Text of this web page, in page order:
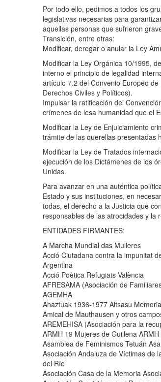
Por todo ello, pedimos a todos los
legislativas necesarias para
aquellas personas que sufrieron
Transición, entre otras:
Modificar, derogar o anular la Ley
Modificar la Ley Orgánica 10/1995,
interno el principio de legalidad
artículo 7.2 del Convenio Europeo
Derechos Civiles y Políticos).
Impulsar la ratificación del
crímenes de lesa humanidad que el
Modificar la Ley de Enjuiciamiento
trámite de las querellas presentadas
Modificar la Ley de Tratados
ejecución de los Dictámenes de los
Unidas.
Para avanzar en una auténtica
Estado y sus instituciones, en
todas, el derecho a la Justicia que
responsables de las atrocidades y la
ENTIDADES FIRMANTES:
A Marcha Mundial das Mulleres
Acció Ciutadana contra la impunitat
Argentina
Acció Poètica Refugiats València
AFRESAMA (Asociación de
AGEMHA
Ahaztuak 1936-1977 Altsasu Memoria
Amical de Mauthausen y otros
AREMEHISA (Asociación para la
ARMH 19 Mujeres de Guillena
Asamblea de Feminismos Tetuán
Asociación Andaluza de Víctimas de
del Río
Asociación Casa de la Memoria